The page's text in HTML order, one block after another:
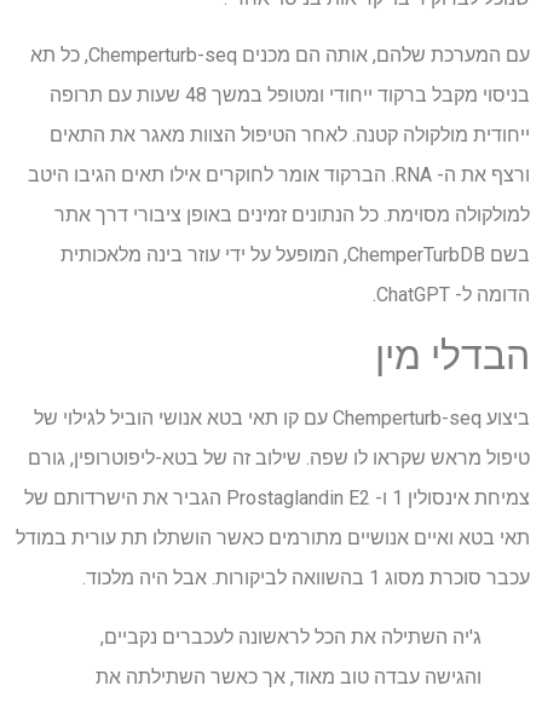
עם המערכת שלהם, אותה הם מכנים Chemperturb-seq, כל תא
בניסוי מקבל ברקוד ייחודי ומטופל במשך 48 שעות עם תרופה
ייחודית מולקולה קטנה. לאחר הטיפול הצוות מאגר את התאים
ורצף את ה- RNA. הברקוד אומר לחוקרים אילו תאים הגיבו היטב
למולקולה מסוימת. כל הנתונים זמינים באופן ציבורי דרך אתר
בשם ChemperTurbDB, המופעל על ידי עוזר בינה מלאכותית
הדומה ל- ChatGPT.
הבדלי מין
ביצוע Chemperturb-seq עם קו תאי בטא אנושי הוביל לגילוי של
טיפול מראש שקראו לו שפה. שילוב זה של בטא-ליפוטרופין, גורם
צמיחת אינסולין 1 ו- Prostaglandin E2 הגביר את הישרדותם של
תאי בטא ואיים אנושיים מתורמים כאשר הושתלו תת עורית במודל
עכבר סוכרת מסוג 1 בהשוואה לביקורות. אבל היה מלכוד.
ג'יה השתילה את הכל לראשונה לעכברים נקביים,
והגישה עבדה טוב מאוד, אך כאשר השתילתה את